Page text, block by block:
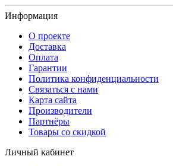
Информация
О проекте
Доставка
Оплата
Гарантии
Политика конфиденциальности
Связаться с нами
Карта сайта
Производители
Партнёры
Товары со скидкой
Личный кабинет